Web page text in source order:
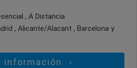
, A Distancia
, Alicante/Alacant , Barcelona y
información